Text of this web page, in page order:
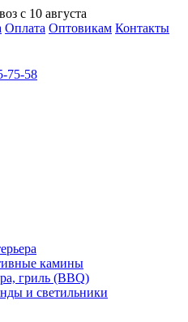
с 10 августа
Оплата Оптовикам Контакты
75-58
камины
гриль (BBQ)
и светильники